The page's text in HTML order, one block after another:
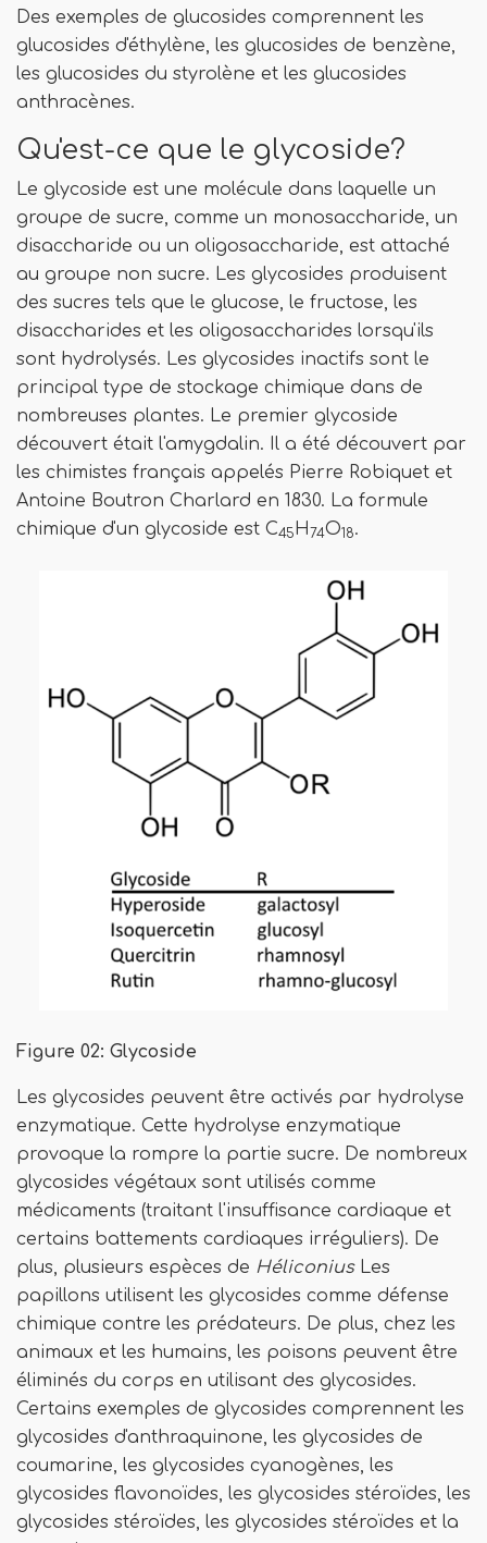
Des exemples de glucosides comprennent les
glucosides d'éthylène, les glucosides de benzène,
les glucosides du styrolène et les glucosides
anthracènes.
Qu'est-ce que le glycoside?
Le glycoside est une molécule dans laquelle un
groupe de sucre, comme un monosaccharide, un
disaccharide ou un oligosaccharide, est attaché
au groupe non sucre. Les glycosides produisent
des sucres tels que le glucose, le fructose, les
disaccharides et les oligosaccharides lorsqu'ils
sont hydrolysés. Les glycosides inactifs sont le
principal type de stockage chimique dans de
nombreuses plantes. Le premier glycoside
découvert était l'amygdalin. Il a été découvert par
les chimistes français appelés Pierre Robiquet et
Antoine Boutron Charlard en 1830. La formule
chimique d'un glycoside est C45 H74O18.
Figure 02: Glycoside
Les glycosides peuvent être activés par hydrolyse
enzymatique. Cette hydrolyse enzymatique
provoque la rompre la partie sucre. De nombreux
glycosides végétaux sont utilisés comme
médicaments (traitant l'insuffisance cardiaque et
certains battements cardiaques irréguliers). De
plus, plusieurs espèces de HéliconiusLes
papillons utilisent les glycosides comme défense
chimique contre les prédateurs. De plus, chez les
animaux et les humains, les poisons peuvent être
éliminés du corps en utilisant des glycosides.
Certains exemples de glycosides comprennent les
glycosides d'anthraquinone, les glycosides de
coumarine, les glycosides cyanogènes, les
glycosides flavonoïdes, les glycosides stéroïdes, les
glycosides stéroïdes, les glycosides stéroïdes et la